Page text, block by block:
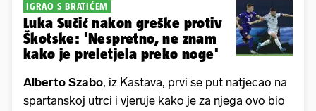
IGRAO S BRATIĆEM
Luka Sučić nakon greške protiv
Škotske: 'Nespretno, ne znam
kako je preletjela preko noge'
Alberto Szabo, iz Kastava, prvi se put natjecao na
spartanskoj utrci i vjeruje kako je za njega ovo bio